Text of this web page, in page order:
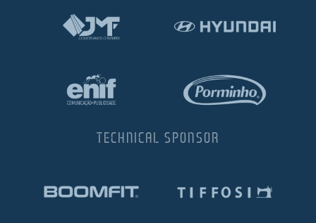
TECHNICAL SPONSOR